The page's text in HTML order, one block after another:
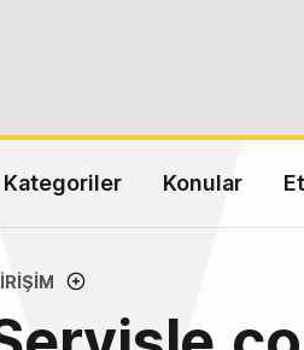
Kategoriler Konular